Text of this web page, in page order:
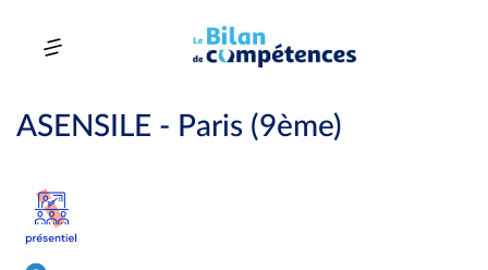
ASENSILE - Paris (9ème)